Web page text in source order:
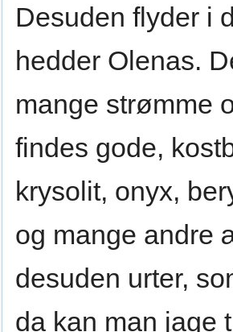
Desuden flyder i
hedder Olenas.
mange strømme
findes gode,
krysolit, onyx,
og mange andre
desuden urter,
da kan man jage